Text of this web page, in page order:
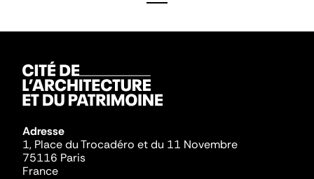
Adresse
1, Place du Trocadéro et du 11 Novembre
75116 Paris
France